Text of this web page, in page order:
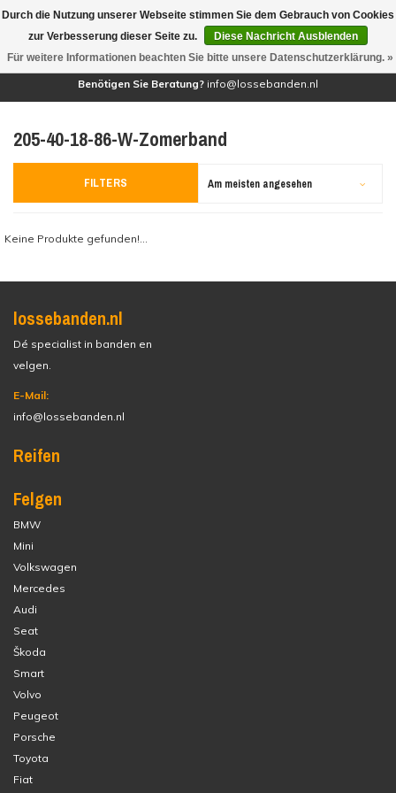
(0)
Benötigen Sie Beratung? info@lossebanden.nl
205-40-18-86-W-Zomerband
FILTERS Am meisten angesehen
Keine Produkte gefunden!...
lossebanden.nl
Dé specialist in banden en
velgen.
E-Mail:
info@lossebanden.nl
Reifen
Felgen
BMW
Mini
Volkswagen
Mercedes
Audi
Seat
Škoda
Smart
Volvo
Peugeot
Porsche
Toyota
Fiat
Durch die Nutzung unserer Webseite stimmen Sie dem Gebrauch von Cookies
zur Verbesserung dieser Seite zu.
Diese Nachricht Ausblenden
Für weitere Informationen beachten Sie bitte unsere Datenschutzerklärung. »